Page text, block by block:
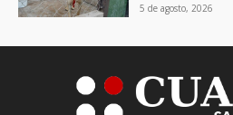
5 de agosto, 2026